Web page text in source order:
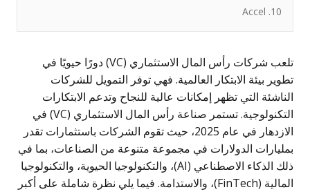
تلعب شركات رأس المال الاستثماري (VC) دورًا حيويًا في
بيئة الابتكار العالمية. فهي توفر التمويل للشركات
التي تظهر إمكانات عالية للنجاح وتدعم الابتكارات
التكنولوجية. تستمر صناعة رأس المال الاستثماري (VC) في
الازدهار في عام 2025، حيث تقوم الشركات باستثمارات تقدر
الدولارات في مجموعة متنوعة من الصناعات، بما في
ذلك الذكاء الاصطناعي (AI)، والتكنولوجيا الحيوية، والتكنولوجيا
المالية (FinTech)، والاستدامة. فيما يلي نظرة شاملة على أكبر